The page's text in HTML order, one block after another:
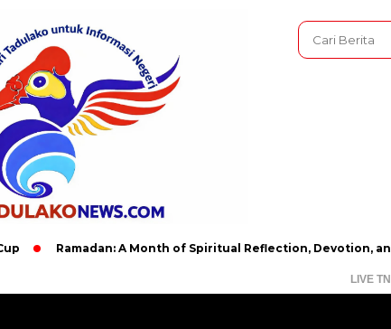
Ramadan: A Month of Spiritual Reflection, Devotion, and Charity
LIVE TN